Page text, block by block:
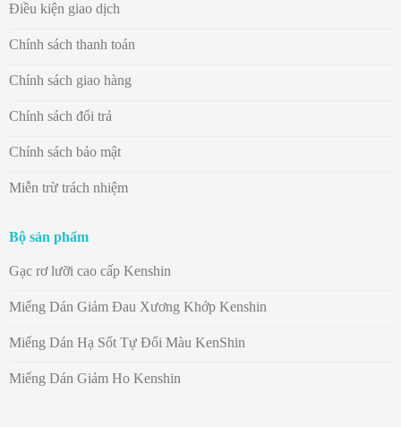
Điều kiện giao dịch
Chính sách thanh toán
Chính sách giao hàng
Chính sách đổi trả
Chính sách bảo mật
Miễn trừ trách nhiệm
Bộ sản phẩm
Gạc rơ lưỡi cao cấp Kenshin
Miếng Dán Giảm Đau Xương Khớp Kenshin
Miếng Dán Hạ Sốt Tự Đổi Màu KenShin
Miếng Dán Giảm Ho Kenshin